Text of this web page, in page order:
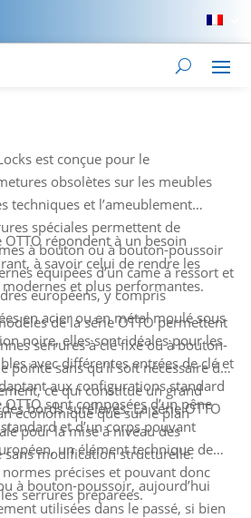
est conçue pour le
obsolètes sur les meubles
techniques et l’ameublement
spéciales permettent de
à bouton ou à bouton-poussoir
équipées d’un came à ressort et
européens, y compris
en acier ou en métal moulé sous
noire, elles sont idéales pour les
avec différentes entrées de clé et
aux configurations standard
bords surélevés. La série OTTO
pour la mise à niveau des
sans modification structurelle.
OTTO répondent à un besoin
à savoir celui de rendre les
et plus performantes.
de la série OTTO permettent
serrures à clé fixe ou à bouton-
pointe sans qu’il soit nécessaire de
ce qui constitue un grand
économique que sur le plan
sont composées d’un pêne
et d’un corps pouvant
un élément technique de
précises et pouvant donc
serrures préparées.
à bouton-poussoir, aujourd’hui
utilisées dans le passé, si bien